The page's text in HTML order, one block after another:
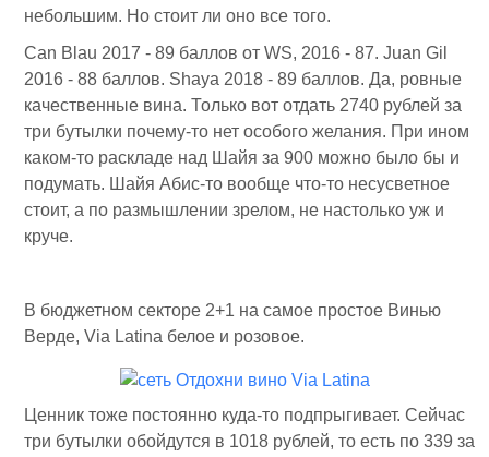
небольшим. Но стоит ли оно все того.
Can Blau 2017 - 89 баллов от WS, 2016 - 87. Juan Gil
2016 - 88 баллов. Shaya 2018 - 89 баллов. Да, ровные
качественные вина. Только вот отдать 2740 рублей за
три бутылки почему-то нет особого желания. При ином
каком-то раскладе над Шайя за 900 можно было бы и
подумать. Шайя Абис-то вообще что-то несусветное
стоит, а по размышлении зрелом, не настолько уж и
круче.
В бюджетном секторе 2+1 на самое простое Винью
Верде, Via Latina белое и розовое.
Ценник тоже постоянно куда-то подпрыгивает. Сейчас
три бутылки обойдутся в 1018 рублей, то есть по 339 за